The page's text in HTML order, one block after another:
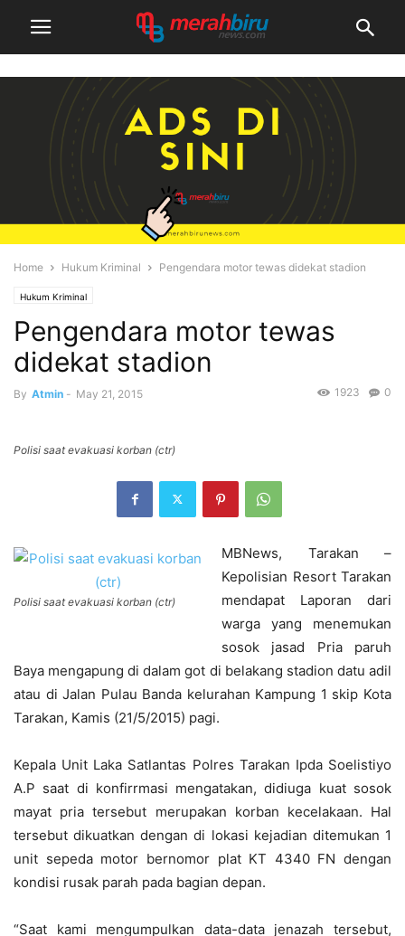
Home Hukum Kriminal Pengendara motor tewas didekat stadion
Hukum Kriminal
Pengendara motor tewas
didekat stadion
By Atmin - May 21, 2015 0
1923
Polisi saat evakuasi korban (ctr)
Polisi saat evakuasi korban (ctr)
MBNews, Tarakan –
Kepolisian Resort Tarakan
mendapat Laporan dari
warga yang menemukan
sosok jasad Pria paruh
Baya mengapung di dalam got di belakang stadion datu adil
atau di Jalan Pulau Banda kelurahan Kampung 1 skip Kota
Tarakan, Kamis (21/5/2015) pagi.
Kepala Unit Laka Satlantas Polres Tarakan Ipda Soelistiyo
A.P saat di konfirrmasi mengatakan, didiuga kuat sosok
mayat pria tersebut merupakan korban kecelakaan. Hal
tersebut dikuatkan dengan di lokasi kejadian ditemukan 1
unit sepeda motor bernomor plat KT 4340 FN dengan
kondisi rusak parah pada bagian depan.
“Saat kami mengumpulkan data-data jenazah tersebut,